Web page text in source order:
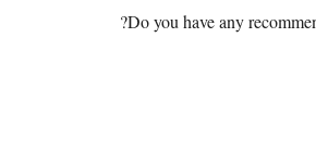
Do you have any
?